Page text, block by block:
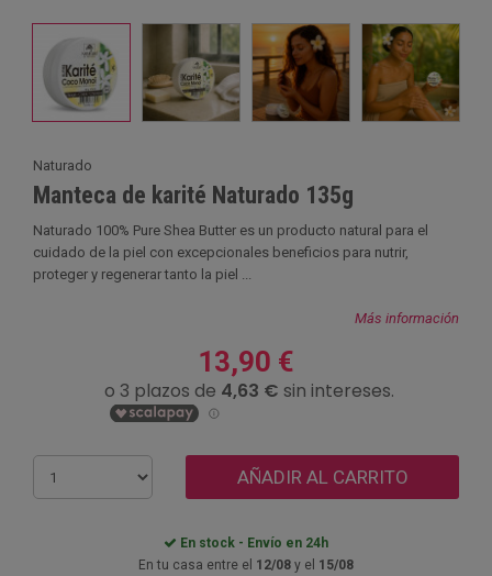
Naturado
Manteca de karité Naturado 135g
Naturado 100% Pure Shea Butter es un producto natural para el
cuidado de la piel con excepcionales beneficios para nutrir,
proteger y regenerar tanto la piel ...
Más información
13,90 €
AÑADIR AL CARRITO
En stock - Envío en 24h
En tu casa entre el 12/08 y el 15/08